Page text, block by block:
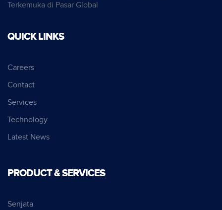
Terkemuka di Pasar Global
QUICK LINKS
Careers
Contact
Services
Technology
Latest News
PRODUCT & SERVICES
Senjata